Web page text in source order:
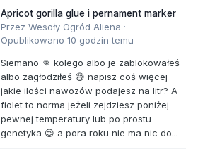
Apricot gorilla glue i pernament marker
Przez Wesoły Ogród Aliena ·
Opublikowano 10 godzin temu
Siemano 👊 kolego albo je zablokowałeś
albo zagłodziłeś 😅 napisz coś więcej
jakie ilości nawozów podajesz na litr? A
fiolet to norma jeżeli zejdziesz poniżej
pewnej temperatury lub po prostu
genetyka 😉 a pora roku nie ma nic do...